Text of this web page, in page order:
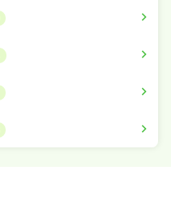
詳細を見る